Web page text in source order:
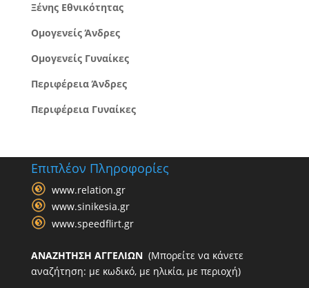
Ξένης Εθνικότητας
Ομογενείς Άνδρες
Ομογενείς Γυναίκες
Περιφέρεια Άνδρες
Περιφέρεια Γυναίκες
Επιπλέον Πληροφορίες
www.relation.gr
www.sinikesia.gr
www.speedflirt.gr
ΑΝΑΖΗΤΗΣΗ ΑΓΓΕΛΙΩΝ(Μπορείτε να κάνετε
αναζήτηση: με κωδικό, με ηλικία, με περιοχή)